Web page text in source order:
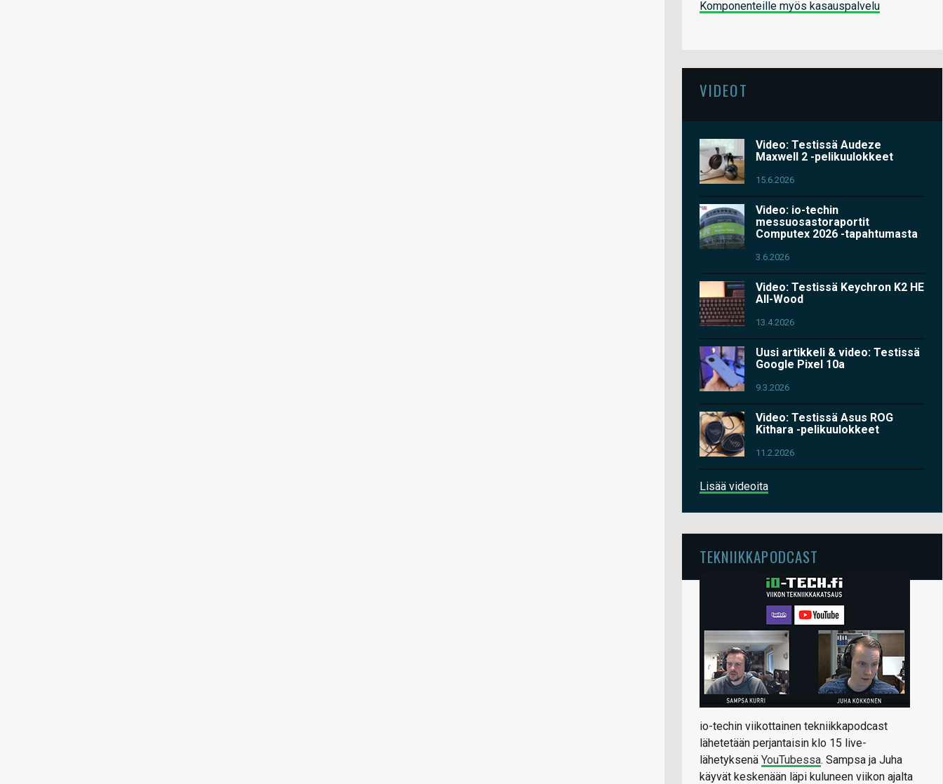
Komponenteille myös kasauspalvelu
VIDEOT
Video: Testissä Audeze
Maxwell 2 -pelikuulokkeet
15.6.2026
Video: io-techin
messuosastoraportit
Computex 2026 -tapahtumasta
3.6.2026
Video: Testissä Keychron K2 HE
All-Wood
13.4.2026
Uusi artikkeli & video: Testissä
Google Pixel 10a
9.3.2026
Video: Testissä Asus ROG
Kithara -pelikuulokkeet
11.2.2026
Lisää videoita
TEKNIIKKAPODCAST
io-techin viikottainen tekniikkapodcast
lähetetään perjantaisin klo 15 live-
lähetyksenä YouTubessa. Sampsa ja Juha
käyvät keskenään läpi kuluneen viikon ajalta